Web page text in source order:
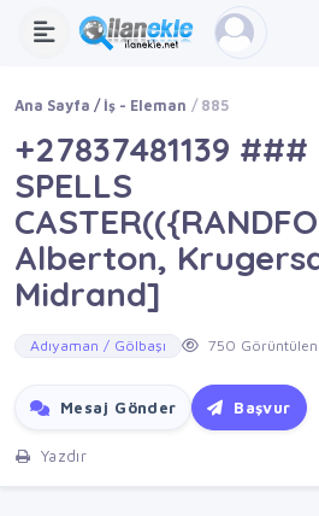
Ana Sayfa İş - Eleman 885
+27837481139
SPELLS
Alberton,
Midrand]
Adıyaman / Gölbaşı 750
Mesaj Gönder Başvur
Yazdır